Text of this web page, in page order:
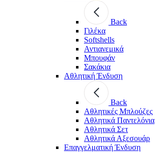
Back
Γιλέκα
Softshells
Αντιανεμικά
Μπουφάν
Σακάκια
Αθλητική Ένδυση
Back
Aθλητικές Μπλούζες
Αθλητικά Παντελόνια
Αθλητικά Σετ
Αθλητικά Αξεσουάρ
Επαγγελματική Ένδυση